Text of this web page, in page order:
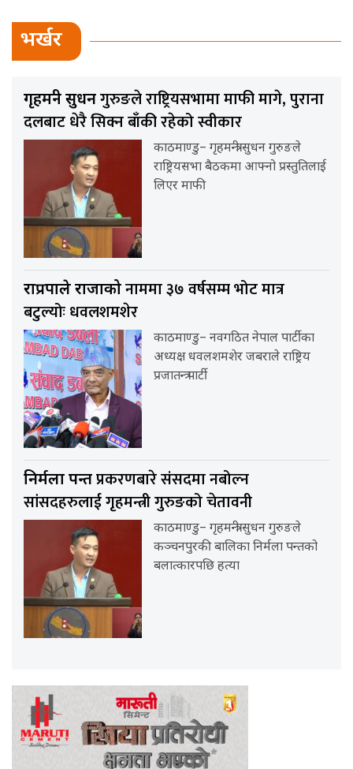
भर्खर
गृहमन्त्री सुधनगुरुङले राष्ट्रियसभामा माफी मागे, पुराना
दलबाट धेरै सिक्न बाँकी रहेको स्वीकार
काठमाण्डु– गृहमन्त्री सुधन गुरुङले
राष्ट्रियसभा बैठकमा आफ्नो प्रस्तुतिलाई
लिएर माफी
राप्रपाले राजाकोनाममा ३७ वर्षसम्म भोट मात्र
बटुल्योः धवलशमशेर
काठमाण्डु– नवगठित नेपाल पार्टीका
अध्यक्ष धवलशमशेर जबराले राष्ट्रिय
प्रजातन्त्र पार्टी
निर्मला पन्तप्रकरणबारे संसदमा नबोल्न
सांसदहरुलाई गृहमन्त्री गुरुङको चेतावनी
काठमाण्डु– गृहमन्त्री सुधन गुरुङले
कञ्चनपुरकी बालिका निर्मला पन्तको
बलात्कारपछि हत्या